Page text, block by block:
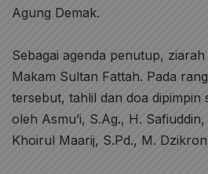
Agung Demak.
Sebagai agenda penutup,
Makam Sultan Fattah. Pada
tersebut, tahlil dan doa dipimpin
oleh Asmu’i, S.Ag., H.
Khoirul Maarij, S.Pd., M.